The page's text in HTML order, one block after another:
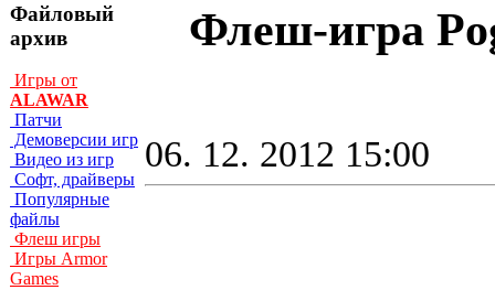
Файловый
архив
Игры от
ALAWAR
Патчи
Демоверсии игр
Видео из игр
Софт, драйверы
Популярные
файлы
Флеш игры
Игры Armor
Games
Флеш-игра
06. 12. 2012 15:00